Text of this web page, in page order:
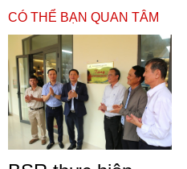
CÓ THỂ BẠN QUAN TÂM